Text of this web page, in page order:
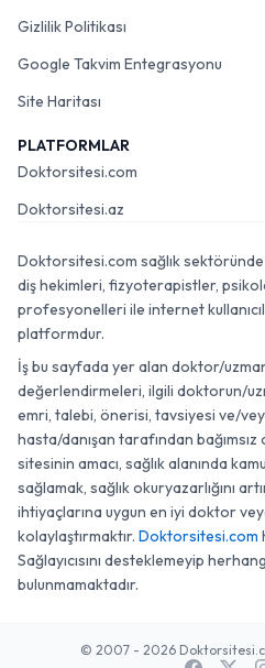
Gizlilik Politikası
Google Takvim Entegrasyonu
Site Haritası
PLATFORMLAR
Doktorsitesi.com
Doktorsitesi.az
Doktorsitesi.com sağlık
diş hekimleri, fizyoterapistler,
profesyonelleri ile internet
platformdur.
İş bu sayfada yer alan doktor/
değerlendirmeleri, ilgili doktorun/
emri, talebi, önerisi, tavsiyesi ve/
hasta/danışan tarafından
sitesinin amacı, sağlık alanında
sağlamak, sağlık okuryazarlığını
ihtiyaçlarına uygun en iyi doktor
kolaylaştırmaktır. Doktorsitesi.com
Sağlayıcısını desteklemeyip
bulunmamaktadır.
© 2007 - 2026